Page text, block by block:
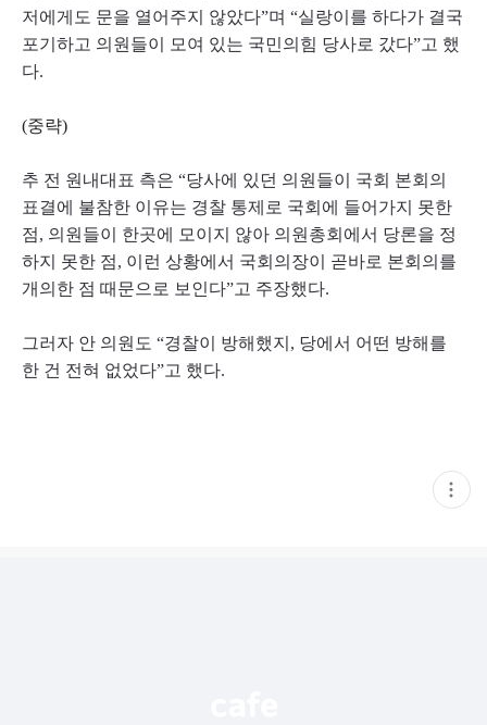
저에게도 문을 열어주지 않았다”며 “실랑이를 하다가 결국
포기하고 의원들이 모여 있는 국민의힘 당사로 갔다”고 했
다.
(중략)
추 전 원내대표 측은 “당사에 있던 의원들이 국회 본회의
표결에 불참한 이유는 경찰 통제로 국회에 들어가지 못한
점, 의원들이 한곳에 모이지 않아 의원총회에서 당론을 정
하지 못한 점, 이런 상황에서 국회의장이 곧바로 본회의를
개의한 점 때문으로 보인다”고 주장했다.
그러자 안 의원도 “경찰이 방해했지, 당에서 어떤 방해를
한 건 전혀 없었다”고 했다.
현
재